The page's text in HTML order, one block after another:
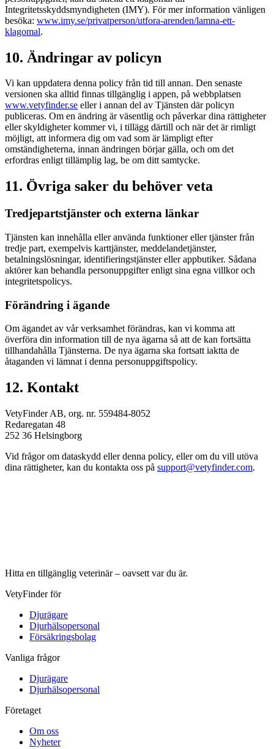
Integritetsskyddsmyndigheten (IMY). För mer information vänligen
besöka: www.imy.se/privatperson/utfora-arenden/lamna-ett-
klagomal.
10. Ändringar av policyn
Vi kan uppdatera denna policy från tid till annan. Den senaste
versionen ska alltid finnas tillgänglig i appen, på webbplatsen
www.vetyfinder.se eller i annan del av Tjänsten där policyn
publiceras. Om en ändring är väsentlig och påverkar dina rättigheter
eller skyldigheter kommer vi, i tillägg därtill och när det är rimligt
möjligt, att informera dig om vad som är lämpligt efter
omständigheterna, innan ändringen börjar gälla, och om det
erfordras enligt tillämplig lag, be om ditt samtycke.
11. Övriga saker du behöver veta
Tredjepartstjänster och externa länkar
Tjänsten kan innehålla eller använda funktioner eller tjänster från
tredje part, exempelvis karttjänster, meddelandetjänster,
betalningslösningar, identifieringstjänster eller appbutiker. Sådana
aktörer kan behandla personuppgifter enligt sina egna villkor och
integritetspolicys.
Förändring i ägande
Om ägandet av vår verksamhet förändras, kan vi komma att
överföra din information till de nya ägarna så att de kan fortsätta
tillhandahålla Tjänsterna. De nya ägarna ska fortsatt iaktta de
åtaganden vi lämnat i denna personuppgiftspolicy.
12. Kontakt
VetyFinder AB, org. nr. 559484-8052
Redaregatan 48
252 36 Helsingborg
Vid frågor om dataskydd eller denna policy, eller om du vill utöva
dina rättigheter, kan du kontakta oss på support@vetyfinder.com.
Hitta en tillgänglig veterinär – oavsett var du är.
VetyFinder för
Djurägare
Djurhälsopersonal
Försäkringsbolag
Vanliga frågor
Djurägare
Djurhälsopersonal
Företaget
Om oss
Nyheter